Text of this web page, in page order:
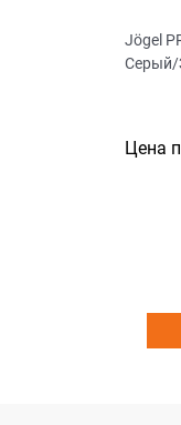
Jögel
Серый/
Цена